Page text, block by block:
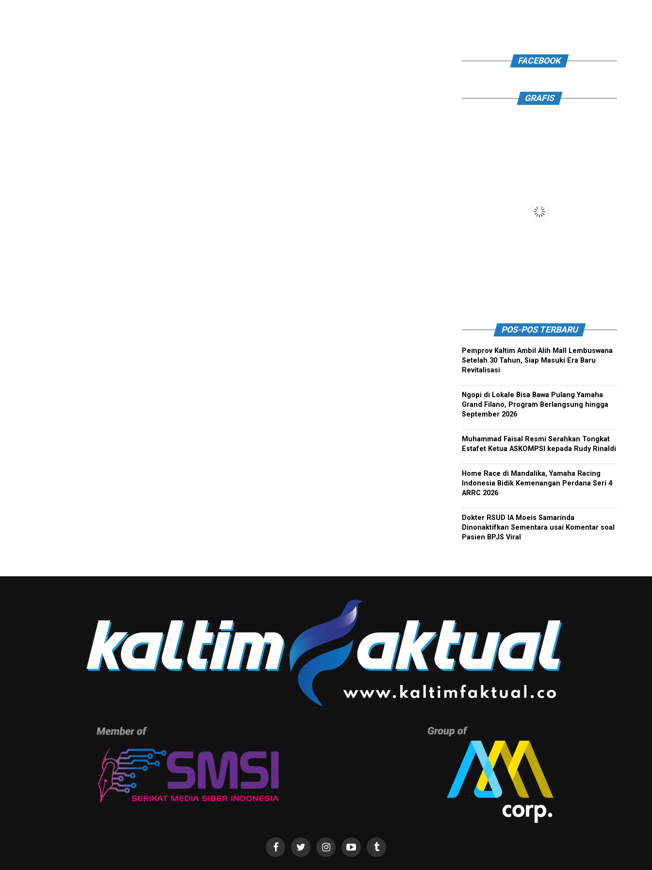
FACEBOOK
GRAFIS
POS-POS TERBARU
Pemprov Kaltim Ambil Alih Mall Lembuswana
Setelah 30 Tahun, Siap Masuki Era Baru
Revitalisasi
Ngopi di Lokale Bisa Bawa Pulang Yamaha
Grand Filano, Program Berlangsung hingga
September 2026
Muhammad Faisal Resmi Serahkan Tongkat
Estafet Ketua ASKOMPSI kepada Rudy Rinaldi
Home Race di Mandalika, Yamaha Racing
Indonesia Bidik Kemenangan Perdana Seri 4
ARRC 2026
Dokter RSUD IA Moeis Samarinda
Dinonaktifkan Sementara usai Komentar soal
Pasien BPJS Viral